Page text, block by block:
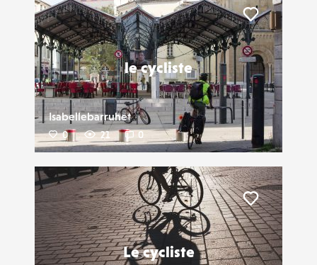
le cycliste
Isabellebarruhet
0 21 0
Liker
Le cycliste
Liker